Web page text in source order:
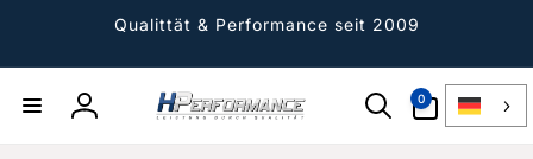
Qualittät & Performance seit 2009
Einloggen
0
Artikel